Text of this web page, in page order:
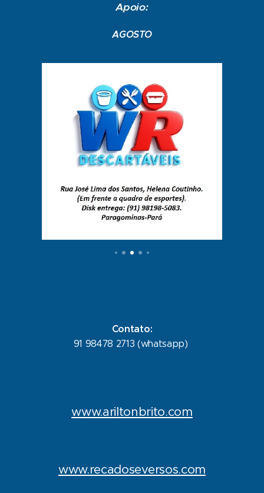
Apoio:
AGOSTO
Contato:
91 98478 2713 (whatsapp)
www.ariltonbrito.com
www.recadoseversos.com